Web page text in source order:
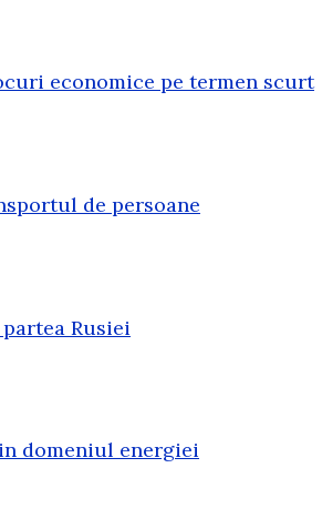
economice pe termen scurt
de persoane
Rusiei
domeniul energiei